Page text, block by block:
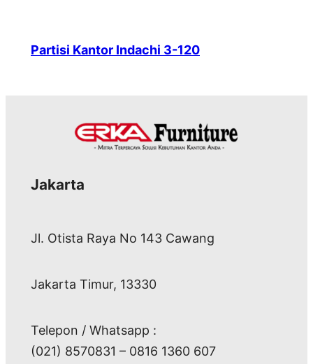
Partisi Kantor Indachi 3-120
Jakarta
Jl. Otista Raya No 143 Cawang
Jakarta Timur, 13330
Telepon / Whatsapp :
(021) 8570831 – 0816 1360 607